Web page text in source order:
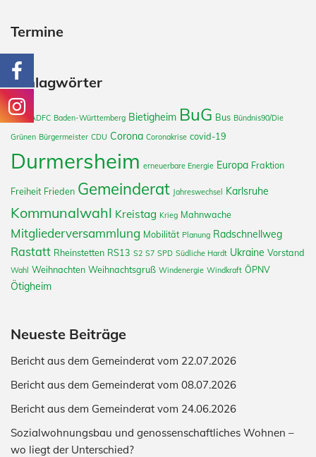
Termine
Schlagwörter
2022 ADFC Baden-Württemberg Bietigheim BuG Bus Bündnis90/Die
Grünen Bürgermeister CDU Corona Coronakrise covid-19
Durmersheim erneuerbare Energie Europa Fraktion
Freiheit Frieden Gemeinderat Jahreswechsel Karlsruhe
Kommunalwahl Kreistag Krieg Mahnwache
Mitgliederversammlung Mobilität Planung Radschnellweg
Rastatt Rheinstetten RS13 S2 S7 SPD Südliche Hardt Ukraine Vorstand
Wahl Weihnachten Weihnachtsgruß Windenergie Windkraft ÖPNV
Ötigheim
Neueste Beiträge
Bericht aus dem Gemeinderat vom 22.07.2026
Bericht aus dem Gemeinderat vom 08.07.2026
Bericht aus dem Gemeinderat vom 24.06.2026
Sozialwohnungsbau und genossenschaftliches Wohnen –
wo liegt der Unterschied?